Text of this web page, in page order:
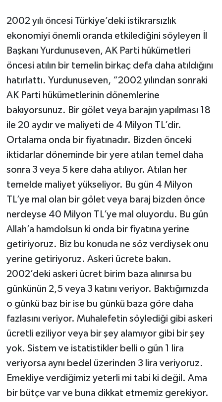
2002 yılı öncesi Türkiye’deki istikrarsızlık
ekonomiyi önemli oranda etkilediğini söyleyen İl
Başkanı Yurdunuseven, AK Parti hükümetleri
öncesi atılın bir temelin birkaç defa daha atıldığını
hatırlattı. Yurdunuseven, “2002 yılından sonraki
AK Parti hükümetlerinin dönemlerine
bakıyorsunuz. Bir gölet veya barajın yapılması 18
ile 20 aydır ve maliyeti de 4 Milyon TL’dir.
Ortalama onda bir fiyatınadır. Bizden önceki
iktidarlar döneminde bir yere atılan temel daha
sonra 3 veya 5 kere daha atılıyor. Atılan her
temelde maliyet yükseliyor. Bu gün 4 Milyon
TL’ye mal olan bir gölet veya baraj bizden önce
nerdeyse 40 Milyon TL’ye mal oluyordu. Bu gün
Allah’a hamdolsun ki onda bir fiyatına yerine
getiriyoruz. Biz bu konuda ne söz verdiysek onu
yerine getiriyoruz. Askeri ücrete bakın.
2002’deki askeri ücret birim baza alınırsa bu
günkünün 2,5 veya 3 katını veriyor. Baktığımızda
o günkü baz bir ise bu günkü baza göre daha
fazlasını veriyor. Muhalefetin söylediği gibi askeri
ücretli eziliyor veya bir şey alamıyor gibi bir şey
yok. Sistem ve istatistikler belli o gün 1 lira
veriyorsa aynı bedel üzerinden 3 lira veriyoruz.
Emekliye verdiğimiz yeterli mi tabi ki değil. Ama
bir bütçe var ve buna dikkat etmemiz gerekiyor.